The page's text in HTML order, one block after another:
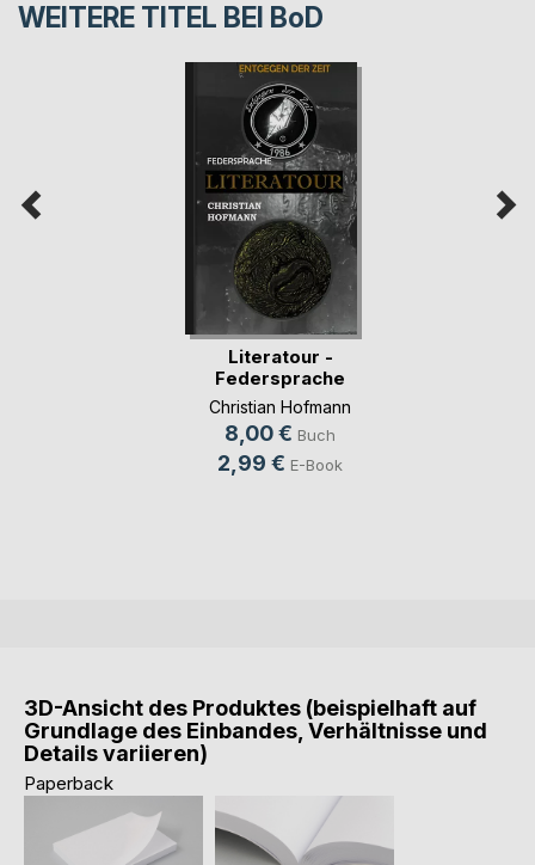
WEITERE TITEL BEI BoD
Literatour -
Federsprache
Christian Hofmann
8,00 € Buch
2,99 € E-Book
3D-Ansicht des Produktes (beispielhaft auf
Grundlage des Einbandes, Verhältnisse und
Details variieren)
Paperback